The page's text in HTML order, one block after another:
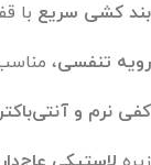
بند کشی سریع با
رویه تنفسی،
کفی نرم و